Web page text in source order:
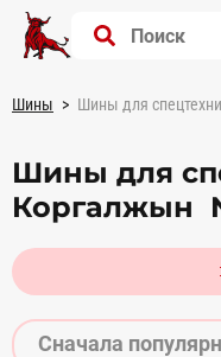
Шины Шины для
Шины для
Коргалжын
Сначала